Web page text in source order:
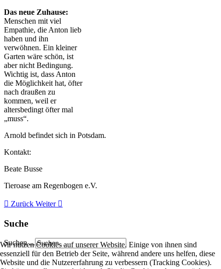
Das neue Zuhause:
Menschen mit viel
Empathie, die Anton lieb
haben und ihn
verwöhnen. Ein kleiner
Garten wäre schön, ist
aber nicht Bedingung.
Wichtig ist, dass Anton
die Möglichkeit hat, öfter
nach draußen zu
kommen, weil er
altersbedingt öfter mal
„muss“.
Arnold befindet sich in Potsdam.
Kontakt:
Beate Busse
Tieroase am Regenbogen e.V.
Zurück Weiter
Suche
Suchen ...
Wir nutzen Cookies auf unserer Website. Einige von ihnen sind
essenziell für den Betrieb der Seite, während andere uns helfen, diese
Website und die Nutzererfahrung zu verbessern (Tracking Cookies).